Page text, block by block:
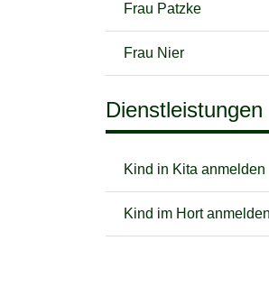
Frau Patzke
Frau Nier
Dienstleistungen
Kind in Kita anmelden
Kind im Hort anmelden